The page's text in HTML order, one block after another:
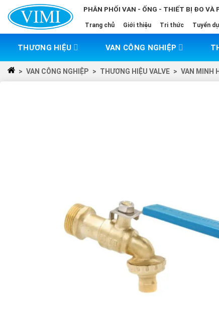
content
PHÂN PHỐI VAN - ỐNG - THIẾT BỊ ĐO VÀ
Trang chủ Giới thiệu Tri thức Tuyển
THƯƠNG HIỆU VAN CÔNG NGHIỆP
> VAN CÔNG NGHIỆP > THƯƠNG HIỆU VALVE > VAN MINH